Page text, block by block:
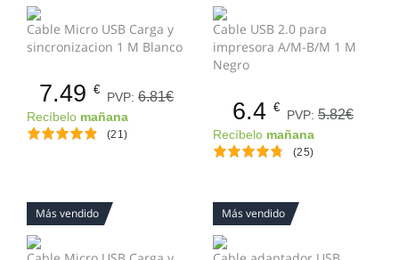
Cable Micro USB Carga y
sincronizacion 1 M Blanco
7.49 €
PVP: 6.81€
Recíbelo mañana
(21)
Cable USB 2.0 para
impresora A/M-B/M 1 M
Negro
6.4 €
PVP: 5.82€
Recíbelo mañana
(25)
Más vendido Más vendido